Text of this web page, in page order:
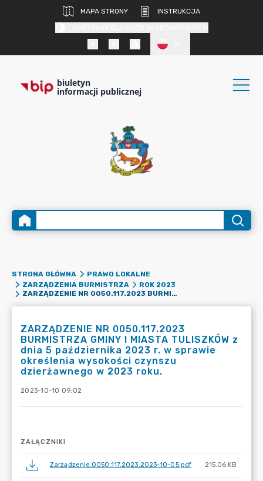
MAPA STRONY
INSTRUKCJA
biuletyn
informacji publicznej
STRONA GŁÓWNA
PRAWO LOKALNE
ZARZĄDZENIA BURMISTRZA
ROK 2023
ZARZĄDZENIE NR 0050.117.2023 BURMISTRZA GMINY I MIASTA TULISZKÓW Z DNIA 5 PAŹDZIERNIKA 2023 R. W SPRAWIE OKREŚLENIA WYSOKOŚCI CZYNSZU DZIERŻAWNEGO W 2023 ROKU.
ZARZĄDZENIE NR 0050.117.2023
BURMISTRZA GMINY I MIASTA TULISZKÓW z
dnia 5 października 2023 r. w sprawie
określenia wysokości czynszu
dzierżawnego w 2023 roku.
2023-10-10 09:02
ZAŁĄCZNIKI
Zarządzenie.0050.117.2023.2023-10-05.pdf 215.06 KB